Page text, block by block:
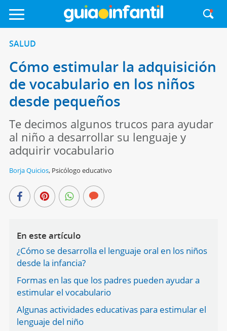
SALUD
Cómo estimular la adquisición
de vocabulario en los niños
desde pequeños
Te decimos algunos trucos para ayudar
al niño a desarrollar su lenguaje y
adquirir vocabulario
Borja Quicios, Psicólogo educativo
En este artículo
¿Cómo se desarrolla el lenguaje oral en los niños
desde la infancia?
Formas en las que los padres pueden ayudar a
estimular el vocabulario
Algunas actividades educativas para estimular el
lenguaje del niño